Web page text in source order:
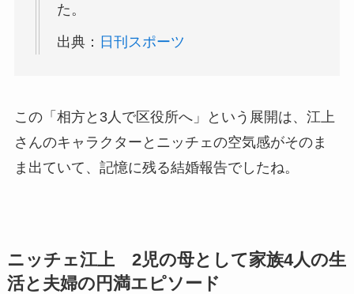
た。
出典： 日刊スポーツ
この「相方と3人で区役所へ」という展開は、江上
さんのキャラクターとニッチェの空気感がそのま
ま出ていて、記憶に残る結婚報告でしたね。
ニッチェ江上 2児の母として家族4人の生
活と夫婦の円満エピソード